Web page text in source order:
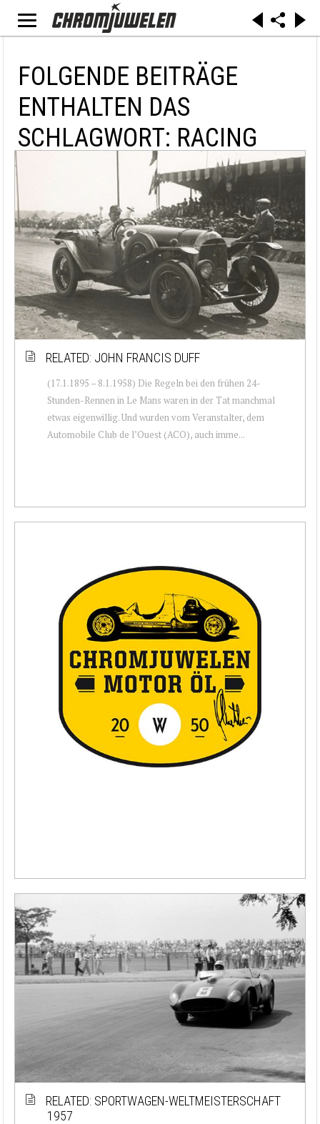
FOLGENDE BEITRÄGE
ENTHALTEN DAS
SCHLAGWORT: RACING
RELATED: JOHN FRANCIS DUFF
(17.1.1895 – 8.1.1958) Die Regeln bei den frühen 24-
Stunden-Rennen in Le Mans waren in der Tat manchmal
etwas eigenwillig. Und wurden vom Veranstalter, dem
Automobile Club de l’Ouest (ACO), auch imme...
RELATED: SPORTWAGEN-WELTMEISTERSCHAFT
1957